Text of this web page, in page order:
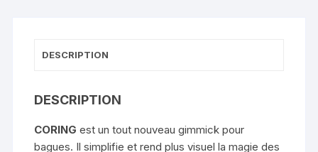
12)DESCRIPTION
DESCRIPTION
CORING est un tout nouveau gimmick pour
bagues. Il simplifie et rend plus visuel la magie des